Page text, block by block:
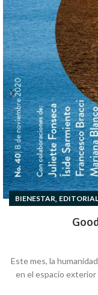
BIENESTAR, EDITORIAL
Este mes, la
en el espacio exterior